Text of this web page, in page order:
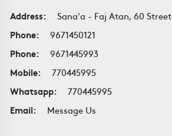
Address:
Sana'a - Faj Atan, 60 Street
Phone:
9671450121
Phone:
9671445993
Mobile:
770445995
Whatsapp:
770445995
Email:
Message Us